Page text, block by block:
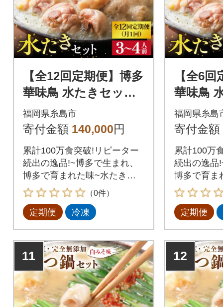
【全12回定期便】博多
華味鳥 水たきセット
(3-4人前) 水炊き《糸
島》 [AIB012]
福岡県糸島市
寄付金額 140,000円
累計100万食突破!リピーター
続出の逸品!~博多で生まれ、
博多で育まれた味~水たき料
亭「博多華味鳥」の水たきを
ご家庭で。
（0件）
定期便 冷凍
【全6
華味鳥
(3-4人前
島》
福岡県糸島
寄付金額
累計100万
続出の逸品
博多で育ま
亭「博多華
ご家庭で。
定期便
11 12